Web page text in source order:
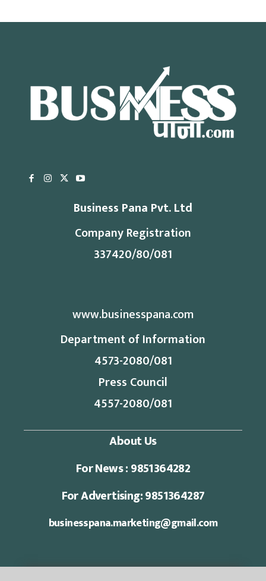
Business Pana Pvt. Ltd
Company Registration
337420/80/081
www.businesspana.com
Department of Information
4573-2080/081
Press Council
4557-2080/081
About Us
For News : 9851364282
For Advertising: 9851364287
businesspana.marketing@gmail.com